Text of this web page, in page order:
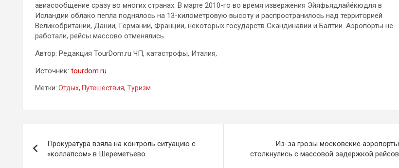
авиасообщение сразу во многих странах. В марте 2010-го во время извержения Эйяфьядлайёкюдля в
Исландии облако пепла поднялось на 13-километровую высоту и распространилось над территорией
Великобритании, Дании, Германии, Франции, некоторых государств Скандинавии и Балтии. Аэропорты не
работали, рейсы массово отменялись.
Автор: Редакция TourDom.ru ЧП, катастрофы, Италия,
Источник: tourdom.ru
Метки: Отдых, Путешествия, Туризм
по
Прокуратура взяла на контроль ситуацию с
«коллапсом» в Шереметьево
Из-за грозы московские аэропорты
столкнулись с массовой задержкой рейсов